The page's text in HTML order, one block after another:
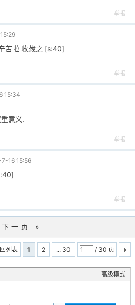
举报
苦啦 收藏之 [s:40]
举报
15:34
意义.
举报
16 15:56
举报
下一页 »
1 2 ... 30 / 30 页
列表
高级模式